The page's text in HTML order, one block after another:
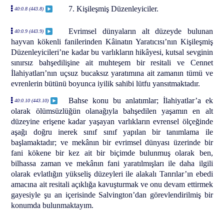
40:0.8 (443.8) 7. Kişileşmiş Düzenleyiciler.
40:0.9 (443.9)
Evrimsel dünyaların alt düzeyde bulunan
hayvan kökenli fanilerinden Kâinatın Yaratıcısı’nın Kişileşmiş
Düzenleyicileri’ne kadar bu varlıkların hikâyesi, kutsal sevginin
sınırsız bahşedilişine ait muhteşem bir resitali ve Cennet
İlahiyatları’nın uçsuz bucaksız yaratımına ait zamanın tümü ve
evrenlerin bütünü boyunca iyilik sahibi lütfu yansıtmaktadır.
40:0.10 (443.10)
Bahse konu bu anlatımlar; İlahiyatlar’a ek
olarak ölümsüzlüğün olanağıyla bahşedilen yaşamın en alt
düzeyine erişene kadar yaşayan varlıkların evrensel ölçeğinde
aşağı doğru inerek sınıf sınıf yapılan bir tanımlama ile
başlamaktadır; ve mekânın bir evrimsel dünyası üzerinde bir
fani kökene bir kez ait bir biçimde bulunmuş olarak ben,
bilhassa zaman ve mekânın fani yaratılmışları ile daha ilgili
olarak evlatlığın yükseliş düzeyleri ile alakalı Tanrılar’ın ebedi
amacına ait resitali açıklığa kavuşturmak ve onu devam ettirmek
gayesiyle şu an içerisinde Salvington’dan görevlendirilmiş bir
konumda bulunmaktayım.